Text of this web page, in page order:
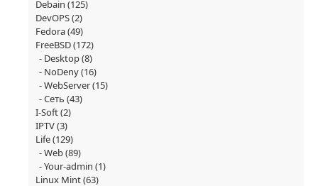
Debain (125)
DevOPS(2)
Fedora(49)
FreeBSD(172)
Desktop(8)
NoDeny(16)
WebServer(15)
Сеть (43)
I-Soft(2)
IPTV(3)
Life(129)
Web(89)
Your-admin (1)
Linux Mint(63)